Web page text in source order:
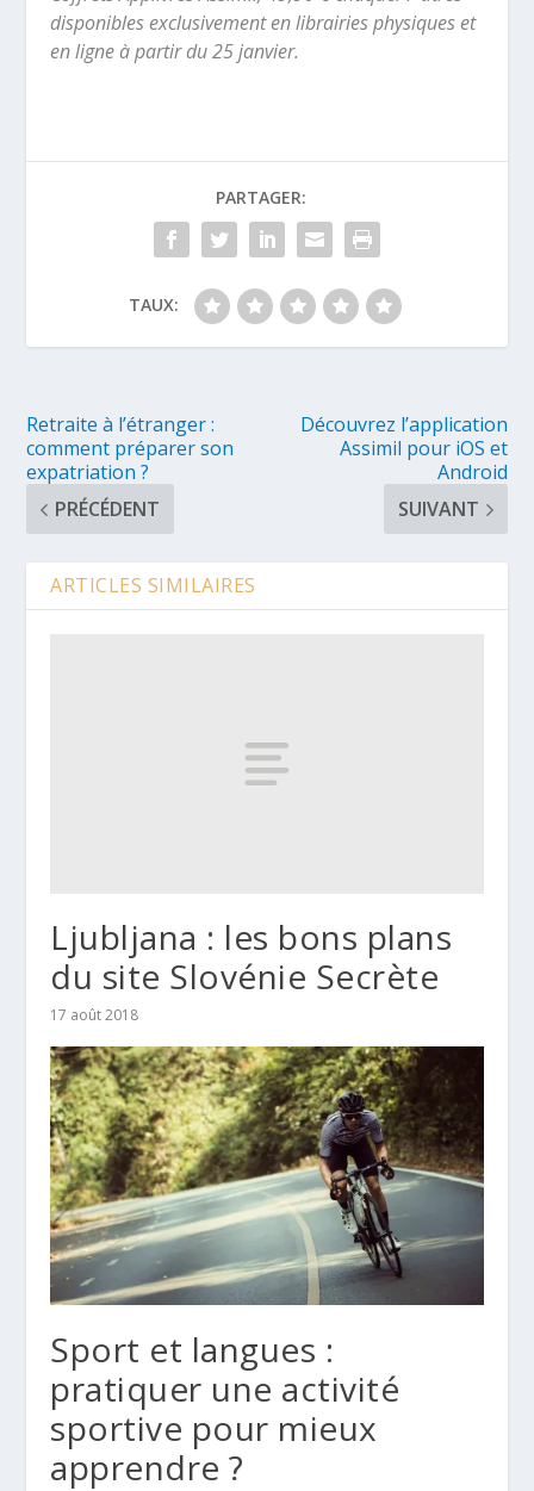
disponibles exclusivement en librairies physiques et
en ligne à partir du 25 janvier.
PARTAGER:
TAUX:
Retraite à l’étranger :
comment préparer son
expatriation ?
PRÉCÉDENT
Découvrez l’application
Assimil pour iOS et
Android
SUIVANT
ARTICLES SIMILAIRES
Ljubljana : les bons plans
du site Slovénie Secrète
17 août 2018
Sport et langues :
pratiquer une activité
sportive pour mieux
apprendre ?